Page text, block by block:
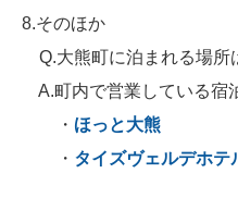
8.そのほか
Q.大熊町に泊まれる場所
A.町内で営業している宿
・ ほっと大熊
・ タイズヴェルデホテ